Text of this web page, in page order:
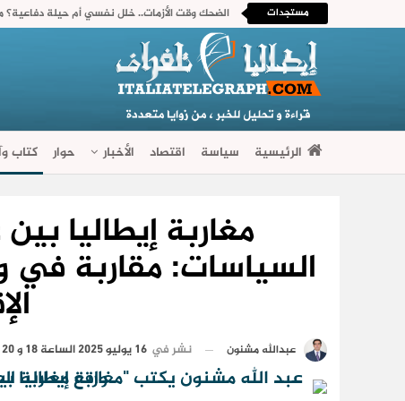
مستجدات الضحك وقت الأزمات.. خلل نفسي أم حيلة دفاعية؟
الرئيسية سياسة اقتصاد الأخبار حوار كتاب
مغاربة إيطاليا
السياسات: مقاربة في
عبدالله مشنون نشر في 16 يوليو 2025 الساعة 18 و 20 دقيقة